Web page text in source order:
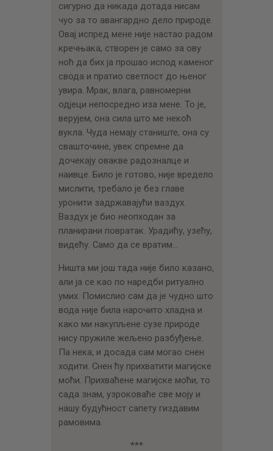
сигурно да никада дотада нисам
чуо за то авангардно дело природе.
Овај испред мене није настао радом
кречњака, створен је само за ову
ноћ да бих ја прошао испод каменог
свода и пратио светлост до њеног
увира. Мрак, влага, равномерни
одјеци непосредно иза мене. То је,
верујем, она сила што ме некоћ
вукла. Чуда немају станиште, она су
свашточине, увек спремне да
дочекају овакве радозналце и
наивце. Било је готово, није вредело
мислити, требало је без главе
уронити задржавајући ваздух.
Ваздух је био неопходан за
планирани повратак. Урадићу, узећу,
видећу. Само да се вратим…
Ништа ми још тада није било казано,
али ја се као по наредби ритуално
умих. Помислио сам да је чудно што
вода није била нарочито хладна и
како ми накупљене сузе природе
нису пружиле жељено разбуђење.
Па нека, и досада сам могао снен
ходити. Снен ћу прихватити магијске
моћи. Прихваћене магијске моћи, то
сада знам, узроковаће све моју и
нашу будућност сапету гиздавим
рамовима.
***